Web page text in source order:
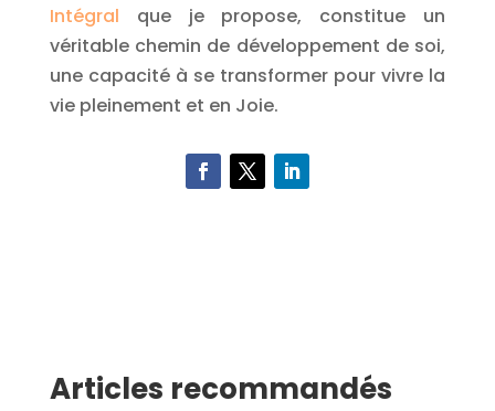
Intégral que je propose, constitue un
véritable chemin de développement de soi,
une capacité à se transformer pour vivre la
vie pleinement et en Joie.
Articles recommandés